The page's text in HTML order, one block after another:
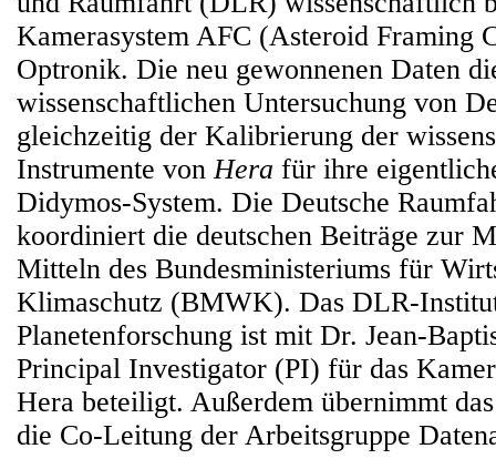
Kamerasystem AFC (Asteroid Framing
Optronik. Die neu gewonnenen Daten
wissenschaftlichen Untersuchung von
gleichzeitig der Kalibrierung der
Instrumente vonHera für ihre
Didymos-System. Die Deutsche
koordiniert die deutschen Beiträge zur
Mitteln des Bundesministeriums für
Klimaschutz (BMWK). Das DLR-
Planetenforschung ist mit Dr. Jean-
Principal Investigator (PI) für das
Hera beteiligt. Außerdem übernimmt
die Co-Leitung der Arbeitsgruppe